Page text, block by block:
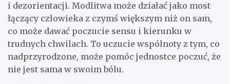
i dezorientacji. Modlitwa może działać jako most
łączący człowieka z czymś większym niż on sam,
co może dawać poczucie sensu i kierunku w
trudnych chwilach. To uczucie wspólnoty z tym, co
nadprzyrodzone, może pomóc jednostce poczuć, że
nie jest sama w swoim bólu.